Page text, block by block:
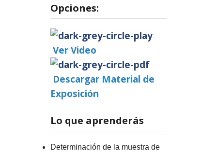
Opciones:
Ver Video
Descargar Material de
Exposición
Lo que aprenderás
Determinación de la muestra de